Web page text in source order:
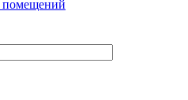
помещений